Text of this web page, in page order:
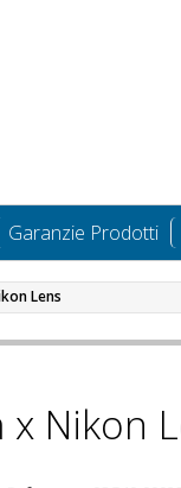
Garanzie Prodotti
Lens
Nikon